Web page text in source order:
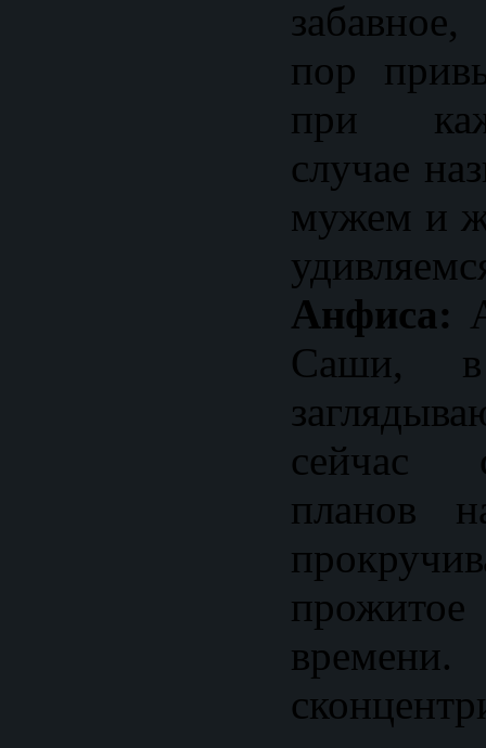
пор
при
случае
мужем и
Анфиса:
Саши,
сейчас
планов